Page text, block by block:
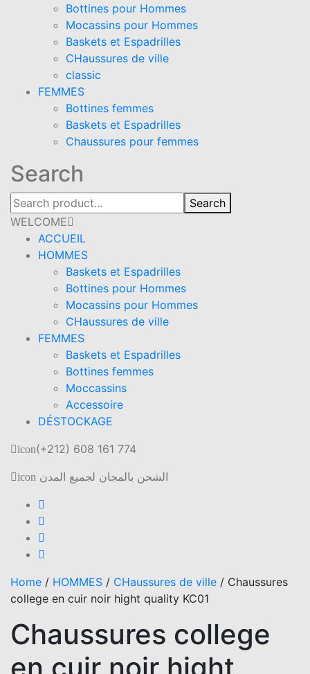
Bottines pour Hommes
Mocassins pour Hommes
Baskets et Espadrilles
CHaussures de ville
classic
FEMMES
Bottines femmes
Baskets et Espadrilles
Chaussures pour femmes
Search
Search
WELCOME
ACCUEIL
HOMMES
Baskets et Espadrilles
Bottines pour Hommes
Mocassins pour Hommes
CHaussures de ville
FEMMES
Baskets et Espadrilles
Bottines femmes
Moccassins
Accessoire
DÉSTOCKAGE
icon(+212) 608 161 774
icon الشحن بالمجان لجميع المدن
Home / HOMMES / CHaussures de ville / Chaussures
college en cuir noir hight quality KC01
Chaussures college
en cuir noir hight